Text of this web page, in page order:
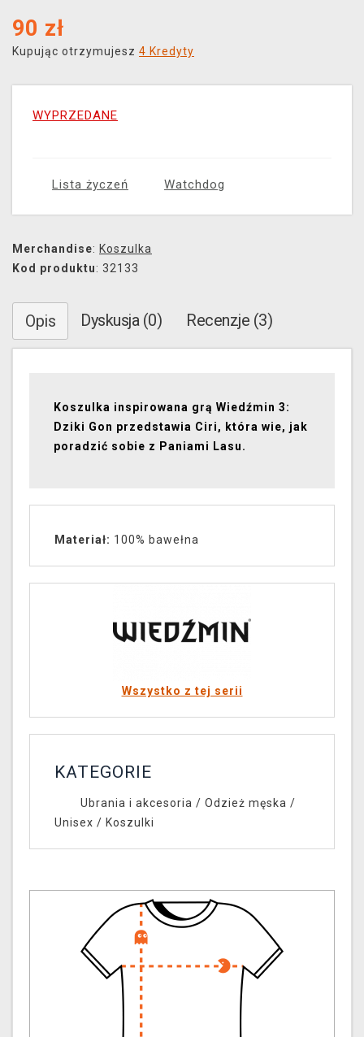
90 zł
Kupując otrzymujesz 4 Kredyty
WYPRZEDANE
Lista życzeń Watchdog
Merchandise: Koszulka
Kod produktu: 32133
Opis Dyskusja (0) Recenzje (3)
Koszulka inspirowana grą Wiedźmin 3:
Dziki Gon przedstawia Ciri, która wie, jak
poradzić sobie z Paniami Lasu.
Materiał: 100% bawełna
Wszystko z tej serii
KATEGORIE
Ubrania i akcesoria / Odzież męska /
Unisex / Koszulki